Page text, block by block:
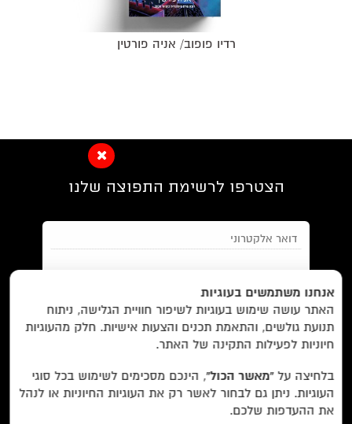
רדיו פופוב/ אניה פורטין
הצטרפו לרשימת התפוצה שלנו
מאשר/ת אתתנאי השימוש והצטרפות למאגר הלקוחות וקבלת
הודעות מאתר זה בלבד (לא ספאם)
EN/
Foreign Rights /
מבצעים /
ביקורות/ על לוקוס/ הסדרות/
הסופרים/
צרו קשר/
עוד באתר:
אנחנו משתמשים בעוגיות
האתר עושה שימוש בעוגיות לשיפור חוויית הגלישה, ניתוח
תנועת גולשים, והתאמת תכנים והצעות אישיות. חלק מהעוגיות
חיוניות לפעילות התקינה של האתר.
בלחיצה על“מאשר הכול”, הינכם מסכימים לשימוש בכל סוגי
העוגיות. ניתן גם לבחור לאשר רק את העוגיות החיוניות או לנהל
את ההעדפות שלכם.